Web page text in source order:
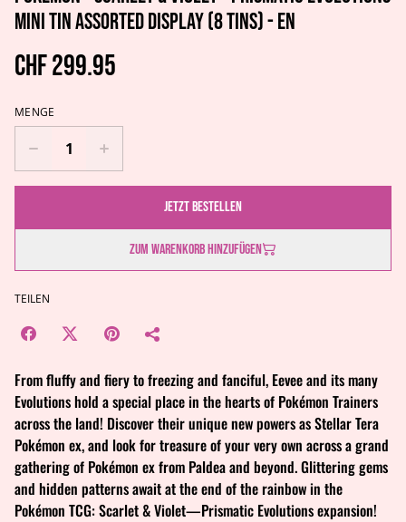
Mini Tin Assorted Display (8 Tins) - EN
CHF 299.95
MENGE
Jetzt bestellen
Zum Warenkorb hinzufügen
TEILEN
From fluffy and fiery to freezing and fanciful, Eevee and its many
Evolutions hold a special place in the hearts of Pokémon Trainers
across the land! Discover their unique new powers as Stellar Tera
Pokémon ex, and look for treasure of your very own across a grand
gathering of Pokémon ex from Paldea and beyond. Glittering gems
and hidden patterns await at the end of the rainbow in the
Pokémon TCG: Scarlet & Violet—Prismatic Evolutions expansion!